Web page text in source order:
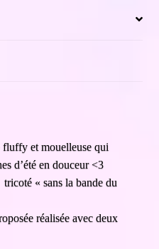
et mouelleuse qui
d’été en douceur <3
« sans la bande du
réalisée avec deux